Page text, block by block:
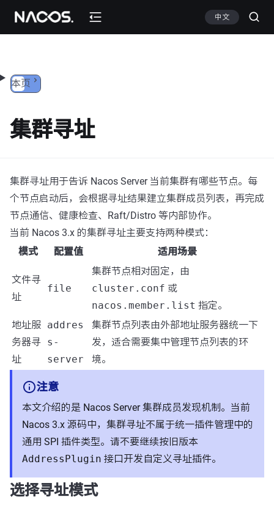
跳转到内容 中文
本页
集群寻址
集群寻址用于告诉 Nacos Server 当前集群有哪些节点。每
个节点启动后，会根据寻址结果建立集群成员列表，再完成
节点通信、健康检查、Raft/Distro 等内部协作。
当前 Nacos 3.x 的集群寻址主要支持两种模式：
模式
配置值 适用场景
文件寻
址
file
集群节点相对固定，由
cluster.conf 或
nacos.member.list 指定。
地址服
务器寻
址
addres
s-
server
集群节点列表由外部地址服务器统一下
发，适合需要集中管理节点列表的环
境。
注意
本文介绍的是 Nacos Server 集群成员发现机制。当前
Nacos 3.x 源码中，集群寻址不属于统一插件管理中的
通用 SPI 插件类型。请不要继续按旧版本
AddressPlugin 接口开发自定义寻址插件。
选择寻址模式